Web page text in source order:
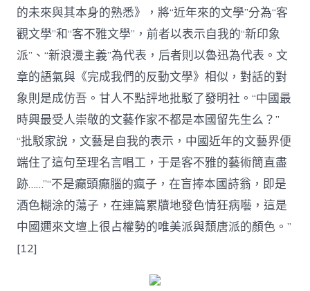
的未來與其本身的熟悉》，將“近年來的文學”分為“客
觀文學”和“客不雅文學”，前者以表示自我的“新印象
派”、“新浪漫主義”為代表，后者則以魯迅為代表。文
章的語氣與《完成我們的反動文學》相似，對話的對
象則是成仿吾。甘人不點評地批駁了發明社。“中國最
時興最受人崇敬的文藝作家不都是本國留先生么？”
“批駁家說，文藝是自我的表示，中國近年的文藝界便
端住了這句至理名言唱工，于是客不雅的藝術簡直盡
跡……”“不是癲頭癲腦的瘋子，在盲捧本國詩翁，即是
酒色糊涂的蕩子，在連篇累牘地發色情狂病囈，這是
中國邇來文壇上很占權勢的唯美派與頹唐派的顏色。”
[12]